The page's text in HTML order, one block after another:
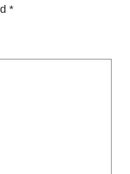
*